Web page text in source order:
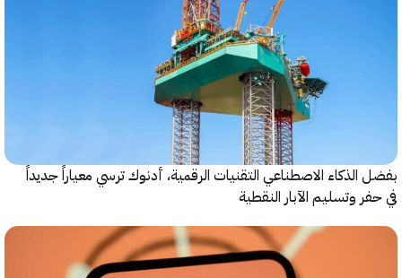
الاصطناعي التقنيات الرقمية، أدنوك ترسي معياراً جديداً
وتسليم الآبار النقطية